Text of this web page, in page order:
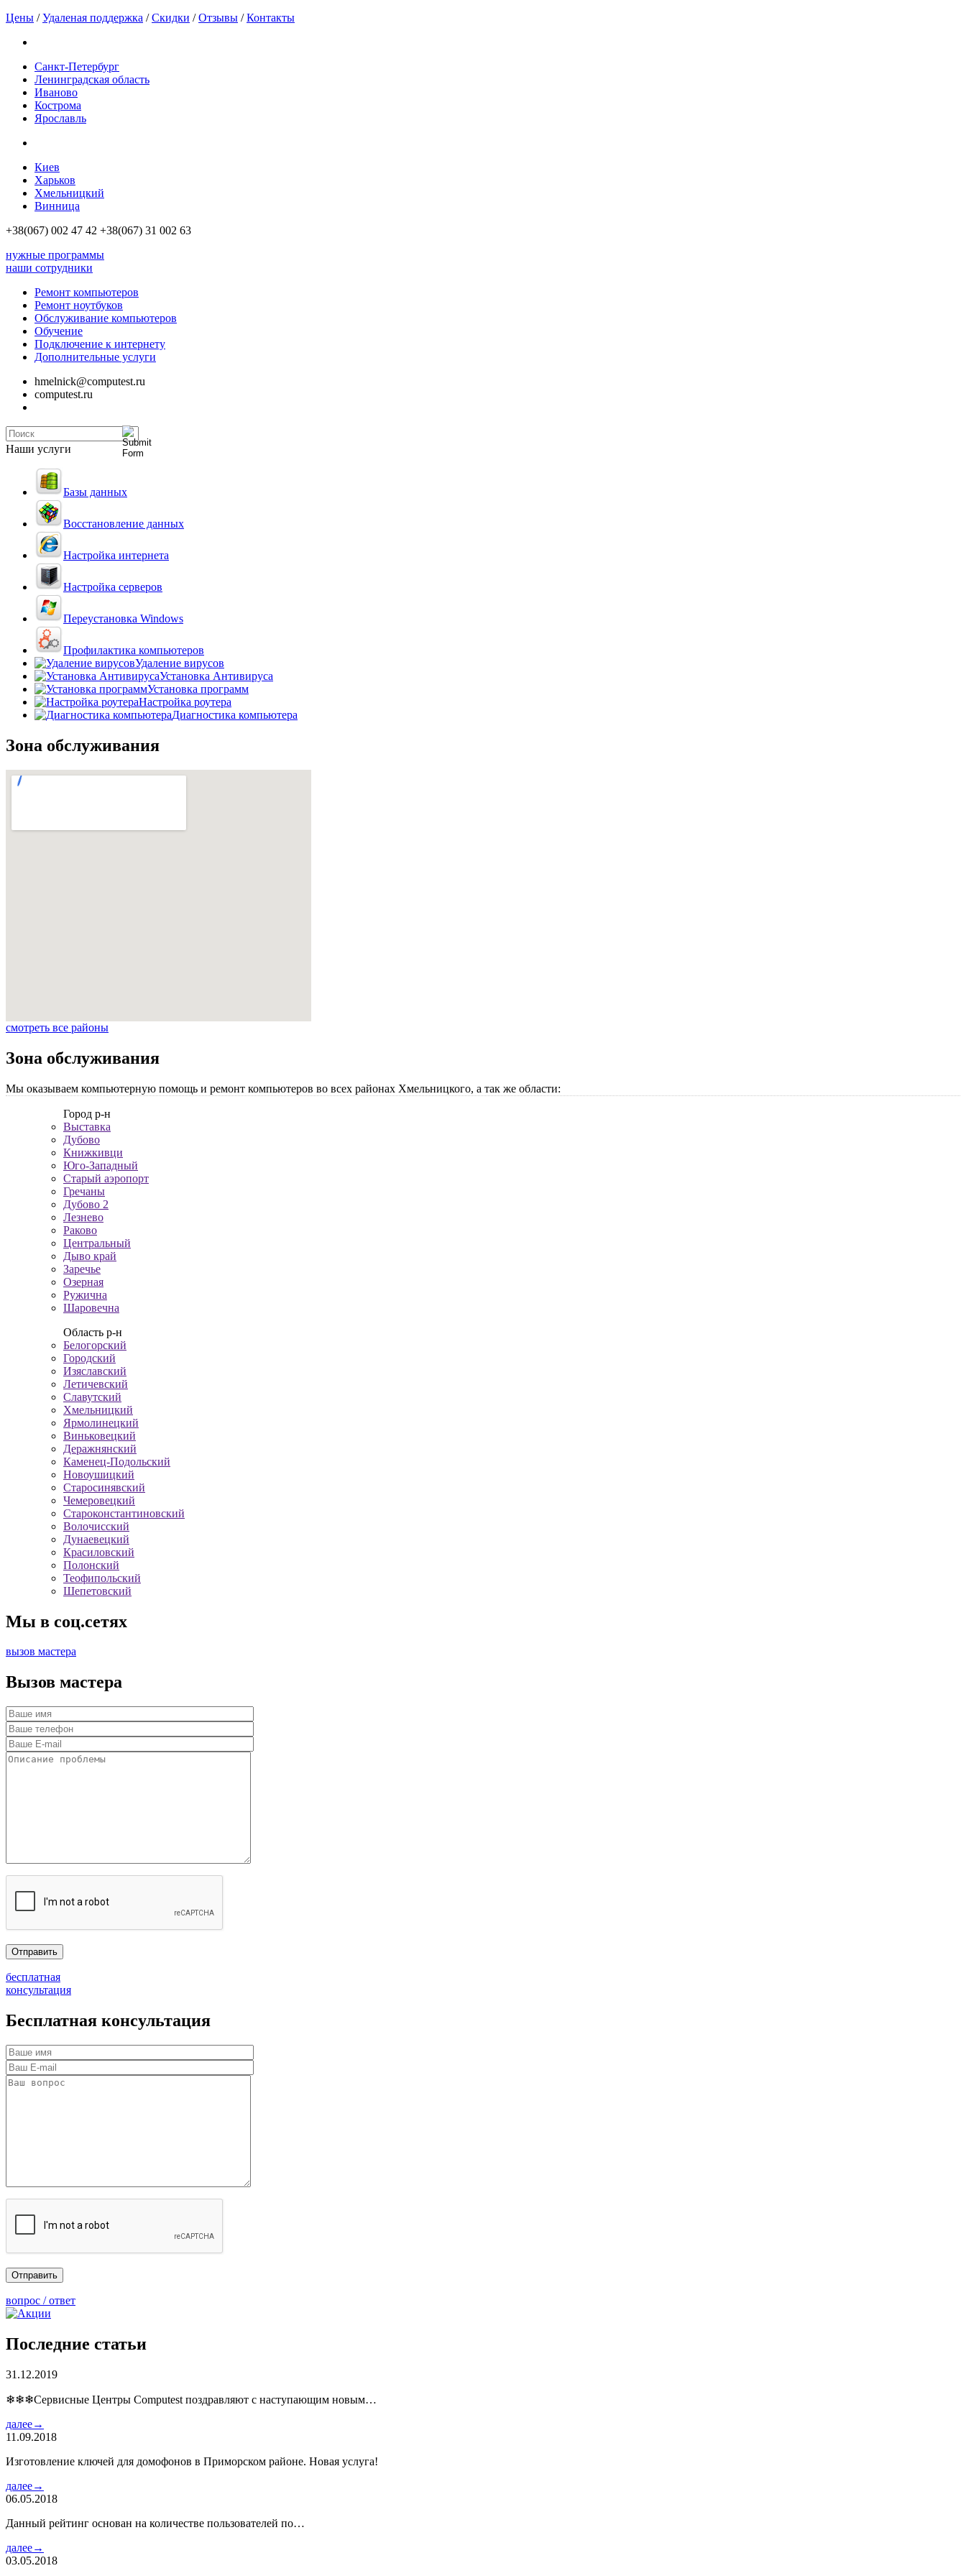
Цены /Удаленая поддержка /Скидки /Отзывы /Контакты
Санкт-Петербург
Ленинградская область
Иваново
Кострома
Ярославль
Киев
Харьков
Хмельницкий
Винница
+38(067) 002 47 42 +38(067) 31 002 63
нужные программы
наши сотрудники
Ремонт компьютеров
Ремонт ноутбуков
Обслуживание компьютеров
Обучение
Подключение к интернету
Дополнительные услуги
hmelnick@computest.ru
computest.ru
Наши услуги
Базы данных
Восстановление данных
Настройка интернета
Настройка серверов
Переустановка Windows
Профилактика компьютеров
Удаление вирусов
Установка Антивируса
Установка программ
Настройка роутера
Диагностика компьютера
Зона обслуживания
смотреть все районы
Зона обслуживания
Мы оказываем компьютерную помощь и ремонт компьютеров во всех районах Хмельницкого, а так же области:
Город р-н
Выставка
Дубово
Книжкивци
Юго-Западный
Старый аэропорт
Гречаны
Дубово 2
Лезнево
Раково
Центральный
Дыво край
Заречье
Озерная
Ружична
Шаровечна
Область р-н
Белогорский
Городский
Изяславский
Летичевский
Славутский
Хмельницкий
Ярмолинецкий
Виньковецкий
Деражнянский
Каменец-Подольский
Новоушицкий
Старосинявский
Чемеровецкий
Староконстантиновский
Волочисский
Дунаевецкий
Красиловский
Полонский
Теофипольский
Шепетовский
Мы в соц.сетях
вызов мастера
Вызов мастера
бесплатная
консультация
Бесплатная консультация
вопрос / ответ
Последние статьи
31.12.2019
❄❄❄Сервисные Центры Computest поздравляют с наступающим новым…
далее→
11.09.2018
Изготовление ключей для домофонов в Приморском районе. Новая услуга!
далее→
06.05.2018
Данный рейтинг основан на количестве пользователей по…
далее→
03.05.2018